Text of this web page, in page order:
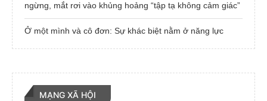
ngừng, mắt rơi vào khủng hoảng “tập tạ không cảm giác”
Ở một mình và cô đơn: Sự khác biệt nằm ở năng lực
MẠNG XÃ HỘI